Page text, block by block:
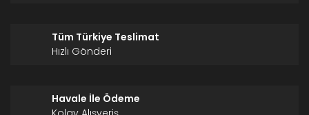
Tüm Türkiye Teslimat
Hızlı Gönderi
Havale İle Ödeme